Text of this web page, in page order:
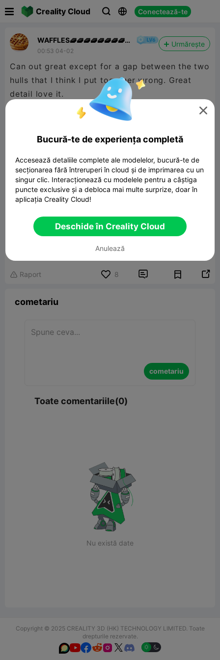
Creality Cloud   Conectează-te
WAFFLES🧇🧇🧇🧇🧇🧇🧇🧇
🧇🧇👍
00:53 04-02
Urmărește
Can out great except for a gap between the two
hulls that I think I put together wrong. Great
detail love it.
T-72 BM russian tank model
Model 3D înrudit
 Raport 8  
cometariu
cometariu
Toate comentariile(0)
Nu există date
Copyright © 2025 CREALITY 3D (HK) TECHNOLOGY LIMITED. Toate
drepturile rezervate.
  

Bucură-te de experiența completă
Accesează detaliile complete ale modelelor, bucură-te de
secționarea fără întreruperi în cloud și de imprimarea cu un
singur clic. Interacționează cu modelele pentru a câștiga
puncte exclusive și a debloca mai multe surprize, doar în
aplicația Creality Cloud!
Deschide în Creality Cloud
Anulează